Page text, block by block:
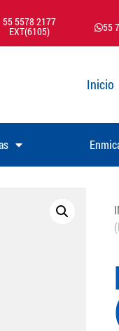
55 5578 2177
EXT(6105) 55
Inicio